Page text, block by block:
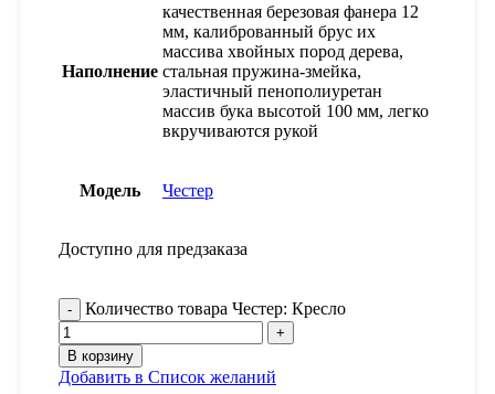
Наполнение
качественная березовая фанера 12
мм, калиброванный брус их
массива хвойных пород дерева,
стальная пружина-змейка,
эластичный пенополиуретан
массив бука высотой 100 мм, легко
вкручиваются рукой
Модель Честер
Доступно для предзаказа
Количество товара Честер: Кресло
В корзину
Добавить в Список желаний